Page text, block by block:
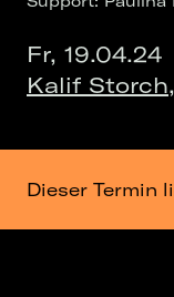
Fr, 19.04.24
Kalif
Dieser Termin